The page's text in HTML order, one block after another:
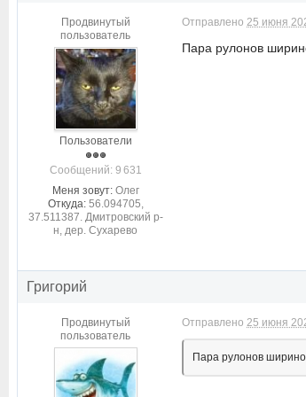
Продвинутый
пользователь
Пользователи
Cообщений: 9 631
Меня зовут: Олег
Откуда: 56.094705,
37.511387. Дмитровский р-
н, дер. Сухарево
Отправлено 25 июня
Пара рулонов
Григорий
Продвинутый
пользователь
Отправлено 25 июня
Пара рулонов